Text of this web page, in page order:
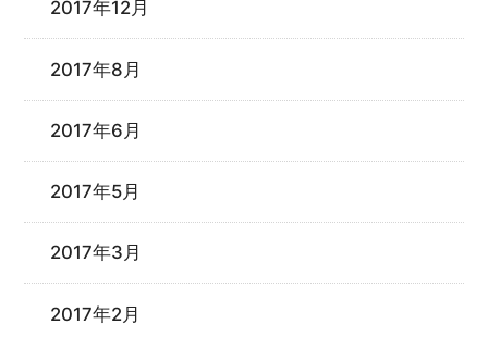
2017年12月
2017年8月
2017年6月
2017年5月
2017年3月
2017年2月